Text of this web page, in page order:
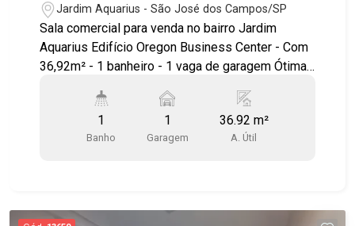
Jardim Aquarius - São José dos Campos/SP
Sala comercial para venda no bairro Jardim
Aquarius Edifício Oregon Business Center - Com
36,92m² - 1 banheiro - 1 vaga de garagem Ótima
#imobiliária #salaparavenda #salacomercial
#comercial #jardimaquarius
1
Banho
1
Garagem
36.92 m²
A. Útil